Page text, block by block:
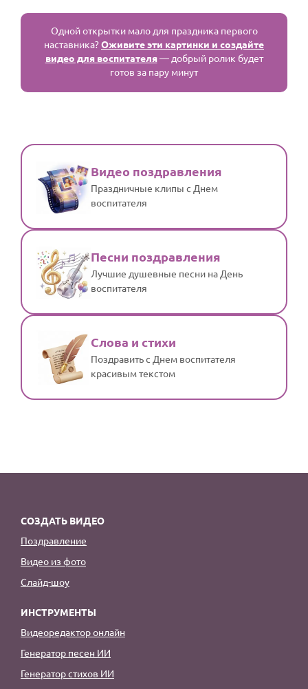
Одной открытки мало для праздника первого
наставника?Оживите эти картинки и создайте
видео для воспитателя— добрый ролик будет
готов за пару минут
Видео поздравления
Праздничные клипы с Днем
воспитателя
Песни поздравления
Лучшие душевные песни на День
воспитателя
Слова и стихи
Поздравить с Днем воспитателя
красивым текстом
СОЗДАТЬ ВИДЕО
Поздравление
Видео из фото
Слайд-шоу
ИНСТРУМЕНТЫ
Видеоредактор онлайн
Генератор песен ИИ
Генератор стихов ИИ